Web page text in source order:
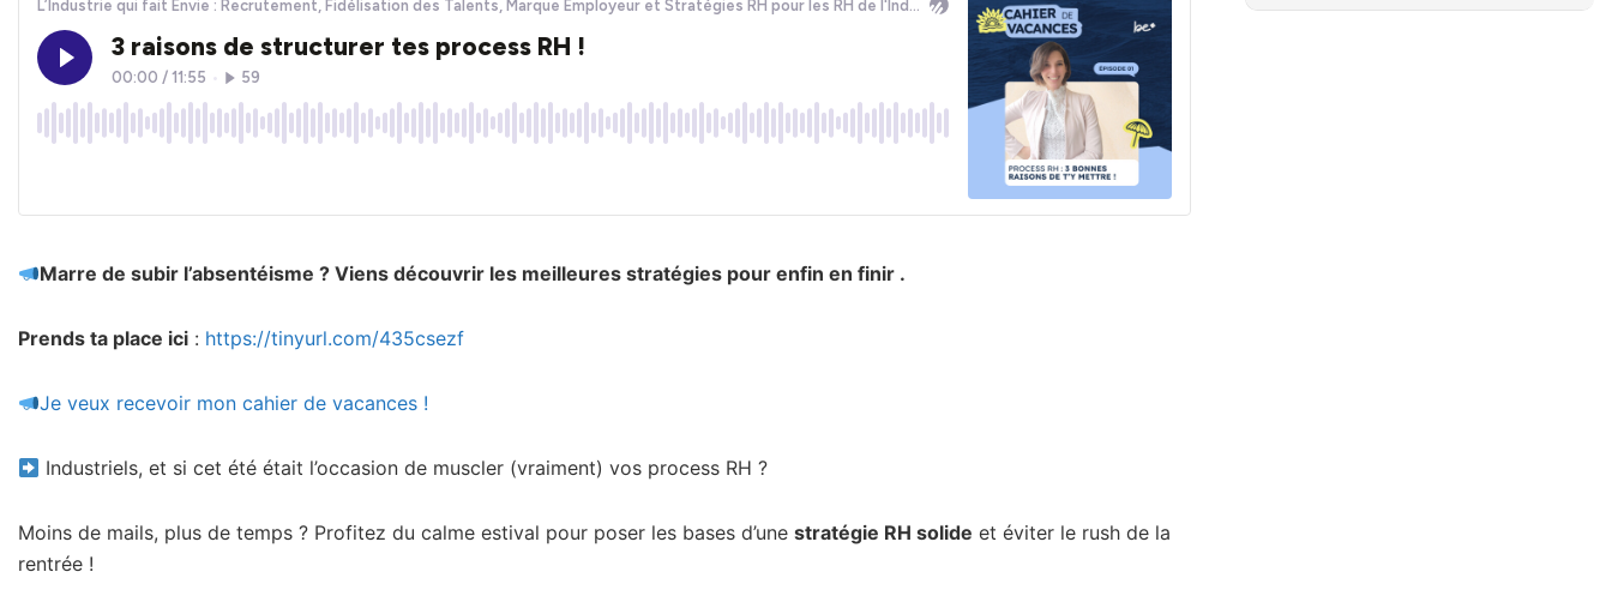
Marre de subir l’absentéisme ? Viens découvrir les meilleures stratégies pour enfin en finir .
Prends ta place ici : https://tinyurl.com/435csezf
Je veux recevoir mon cahier de vacances !
Industriels, et si cet été était l’occasion de muscler (vraiment) vos process RH ?
Moins de mails, plus de temps ? Profitez du calme estival pour poser les bases d’une stratégie RH solide et éviter le rush de la
rentrée !